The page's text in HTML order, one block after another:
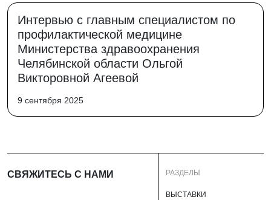
Интервью с главным специалистом по
профилактической медицине
Министерства здравоохранения
Челябинской области Ольгой
Викторовной Агеевой
9 сентября 2025
СВЯЖИТЕСЬ С НАМИ РАЗДЕЛЫ
ВЫСТАВКИ